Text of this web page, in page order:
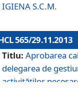
IGIENA S.C.M.
565/29.11.2013
Titlu: Aprobarea
delegarea de
activităţilor